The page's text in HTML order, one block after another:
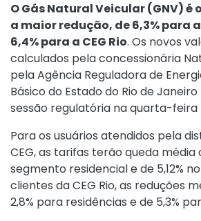
O Gás Natural Veicular (GNV) é
a maior redução, de 6,3% para
6,4% para a CEG Rio. Os novos
calculados pela concessionária
pela Agência Reguladora de
Básico do Estado do Rio de
sessão regulatória na quarta-feira
Para os usuários atendidos pela
CEG, as tarifas terão queda média
segmento residencial e de 5,12%
clientes da CEG Rio, as reduções
2,8% para residências e de 5,3%